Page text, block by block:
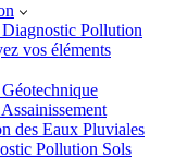
Pollution
vos éléments
des Eaux Pluviales
Pollution Sols